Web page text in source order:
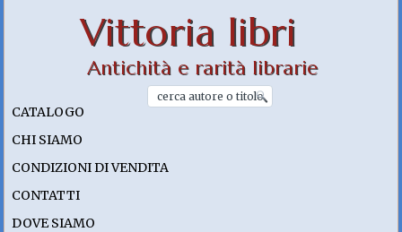
Vittoria libri
Antichità e rarità librarie
CATALOGO
CHI SIAMO
CONDIZIONI DI VENDITA
CONTATTI
DOVE SIAMO